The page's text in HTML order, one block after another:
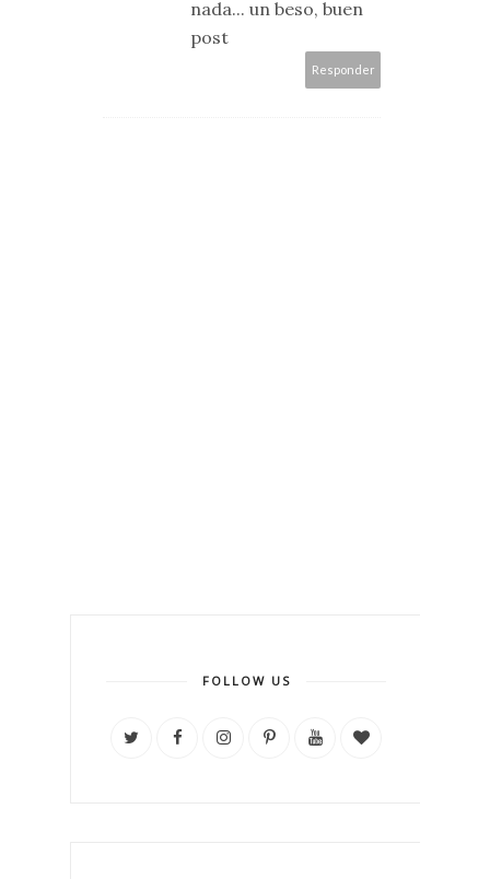
nada... un beso, buen
post
Responder
FOLLOW US